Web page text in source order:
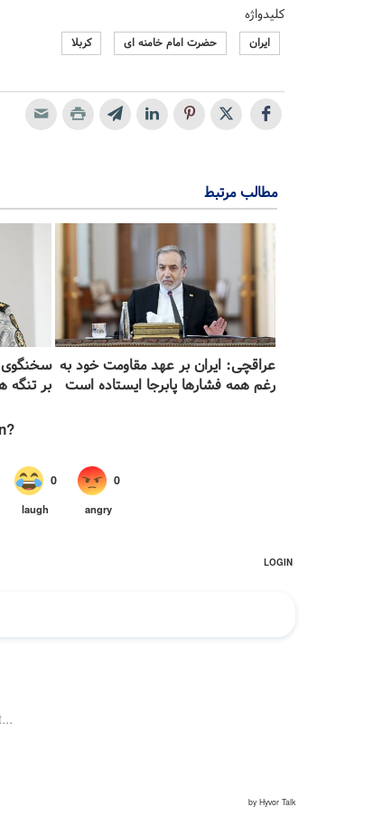
کلیدواژه
ایران حضرت امام خامنه ای کربلا
مطالب مرتبط
عراقچی: ایران بر عهد مقاومت خود به
رغم همه فشارها پابرجا ایستاده است
سخنگوی
بر تنگه